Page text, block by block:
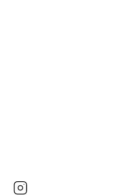
Facebook